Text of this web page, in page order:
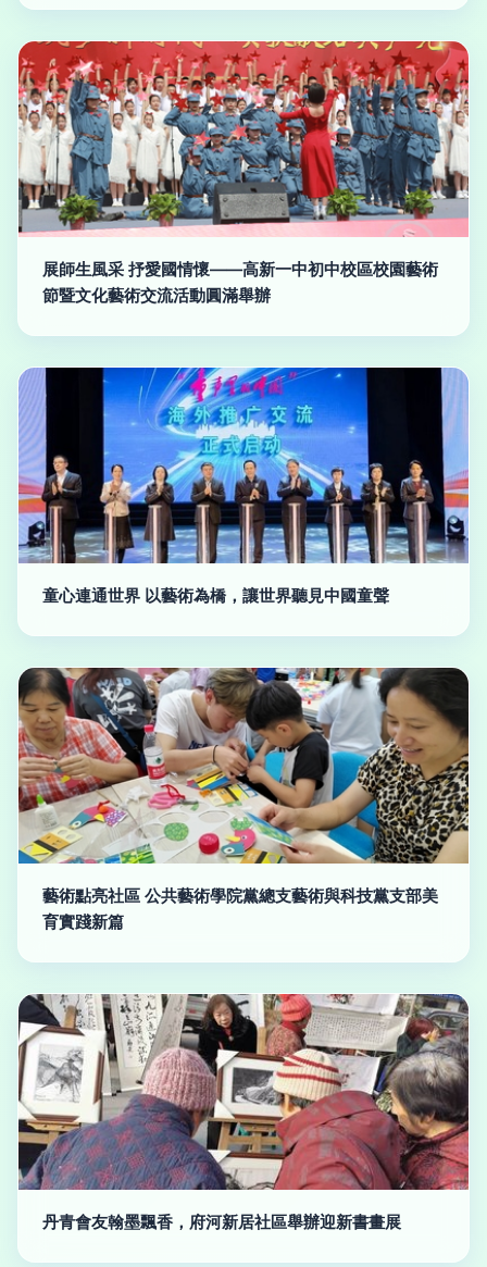
展師生風采 抒愛國情懷——高新一中初中校區校園藝術
節暨文化藝術交流活動圓滿舉辦
童心連通世界 以藝術為橋，讓世界聽見中國童聲
藝術點亮社區 公共藝術學院黨總支藝術與科技黨支部美
育實踐新篇
丹青會友翰墨飄香，府河新居社區舉辦迎新書畫展